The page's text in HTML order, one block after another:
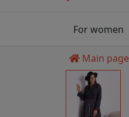
For women
Main page